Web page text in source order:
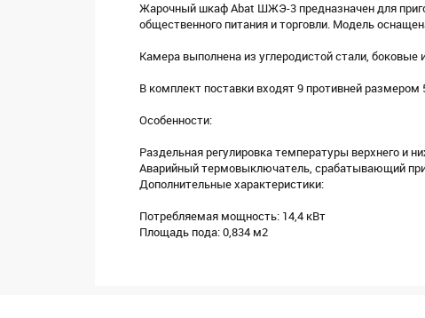
Жарочный шкаф Abat ШЖЭ-3 предназначен для
общественного питания и торговли. Модель
Камера выполнена из углеродистой стали, боковые
В комплект поставки входят 9 противней
Особенности:
Раздельная регулировка температуры верхнего и
Аварийный термовыключатель, срабатывающий
Дополнительные характеристики:
Потребляемая мощность: 14,4 кВт
Площадь пода: 0,834 м2